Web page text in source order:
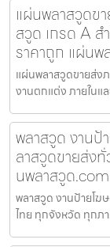
แผ่นพลาสวูดข
สวูด เกรด A ส
ราคาถูก แผ่นพ
แผ่นพลาสวูดขายส่ง
งานตกแต่ง ภายในแ
พลาสวูด งานป้
ลาสวูดขายส่ง
นพลาสวูด.com
พลาสวูด งานป้ายโฆ
ไทย ทุกจังหวัด ทุกภ